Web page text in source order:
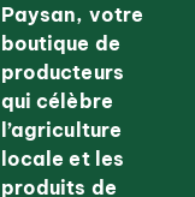
Paysan, votre
boutique de
producteurs
qui célèbre
l’agriculture
locale et les
produits de